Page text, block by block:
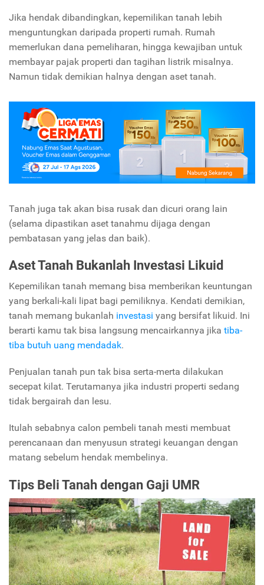
Jika hendak dibandingkan, kepemilikan tanah lebih
menguntungkan daripada properti rumah. Rumah
memerlukan dana pemeliharan, hingga kewajiban untuk
membayar pajak properti dan tagihan listrik misalnya.
Namun tidak demikian halnya dengan aset tanah.
Tanah juga tak akan bisa rusak dan dicuri orang lain
(selama dipastikan aset tanahmu dijaga dengan
pembatasan yang jelas dan baik).
Aset Tanah Bukanlah Investasi Likuid
Kepemilikan tanah memang bisa memberikan keuntungan
yang berkali-kali lipat bagi pemiliknya. Kendati demikian,
tanah memang bukanlah investasi yang bersifat likuid. Ini
berarti kamu tak bisa langsung mencairkannya jika tiba-
tiba butuh uang mendadak.
Penjualan tanah pun tak bisa serta-merta dilakukan
secepat kilat. Terutamanya jika industri properti sedang
tidak bergairah dan lesu.
Itulah sebabnya calon pembeli tanah mesti membuat
perencanaan dan menyusun strategi keuangan dengan
matang sebelum hendak membelinya.
Tips Beli Tanah dengan Gaji UMR